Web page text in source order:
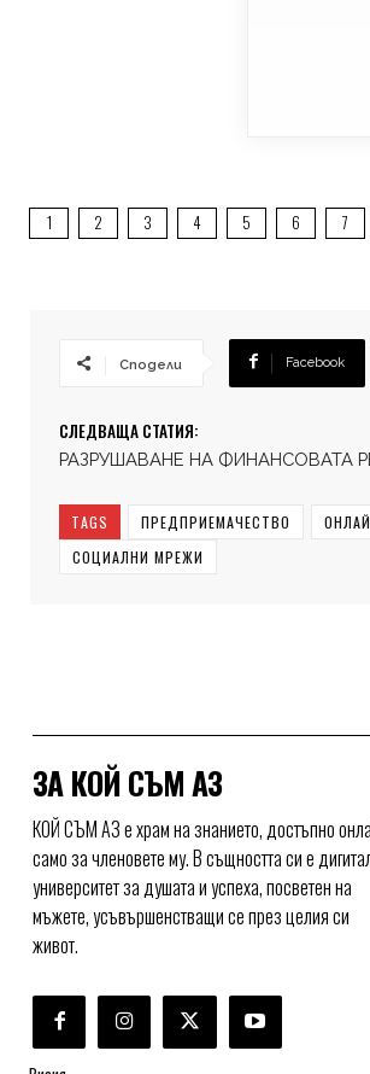
1 2 3 4 5 6 7
Сподели Facebook
СЛЕДВАЩА СТАТИЯ:
РАЗРУШАВАНЕ НА ФИНАНСОВАТА
TAGS ПРЕДПРИЕМАЧЕСТВО
СОЦИАЛНИ МРЕЖИ
ЗА КОЙ СЪМ АЗ
КОЙ СЪМ АЗ е храм на знанието, достъпно
само за членовете му. В същността си е
университет за душата и успеха, посветен на
мъжете, усъвършенстващи се през целия си
живот.